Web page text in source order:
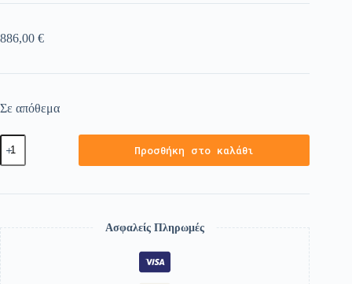
886,00 €
Σε απόθεμα
Προσθήκη στο καλάθι
Ασφαλείς Πληρωμές